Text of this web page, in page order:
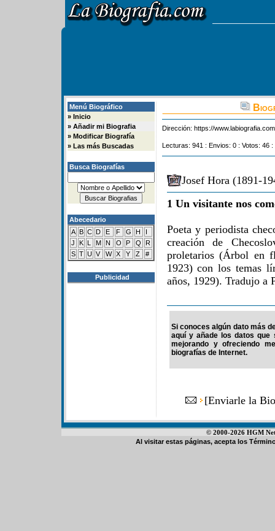
Menú Biográfico
» Inicio
» Añadir mi Biografia
» Modificar Biografía
» Las más Buscadas
Busca Biografías
Abecedario
A B C D E F G H
I
J
K L M N O P Q
R
S T U V W X Y Z #
Publicidad
Dirección: https://
Lecturas: 941 : Envios: 0 : Votos: 46
Josef Hora (1891-
1 Un visitante nos
Poeta y periodista
creación de
proletarios (Árbol en
1923) con los temas
años, 1929). Tradujo a
Si conoces algún dato más
aquí y añade los datos que
mejorando y ofreciendo
biografías de Internet.
[Enviarle la
© 2000-2026 HGM
Al visitar estas páginas, acepta los